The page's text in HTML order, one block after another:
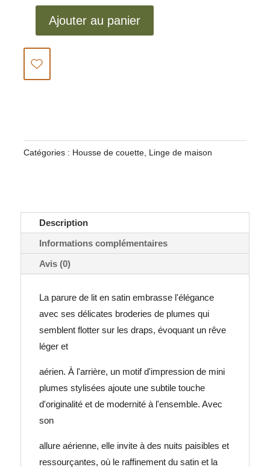
quantité
de
HOUSSE
DE
Ajouter au panier
Catégories : Housse de couette, Linge de maison
Description
Informations complémentaires
Avis (0)
La parure de lit en satin embrasse l'élégance
avec ses délicates broderies de plumes qui
semblent flotter sur les draps, évoquant un rêve
léger et
aérien. À l'arrière, un motif d'impression de mini
plumes stylisées ajoute une subtile touche
d'originalité et de modernité à l'ensemble. Avec
son
allure aérienne, elle invite à des nuits paisibles et
ressourçantes, où le raffinement du satin et la